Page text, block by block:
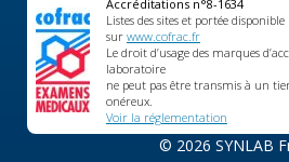
Accréditations n°8-1634
Listes des sites et portée disponible
sur www.cofrac.fr
Le droit d’usage des marques
laboratoire
ne peut pas être transmis à un
onéreux.
Voir la réglementation
© 2026 SYNLAB